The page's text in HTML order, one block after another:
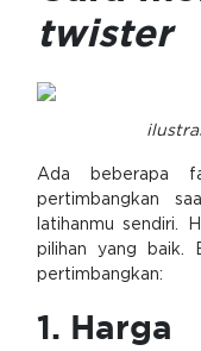
twister
Ada beberapa
pertimbangkan
latihanmu sendiri.
pilihan yang baik.
pertimbangkan:
1. Harga